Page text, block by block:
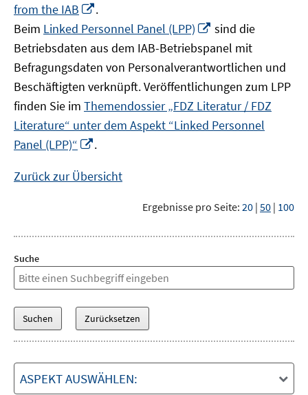
from the IAB
neuem
Fenster
öffnen
.
Beim Linked Personnel Panel (LPP)
In
neuem
Fenster
öffnen
sind die
Betriebsdaten aus dem IAB-Betriebspanel mit
Befragungsdaten von Personalverantwortlichen und
Beschäftigten verknüpft. Veröffentlichungen zum LPP
finden Sie im Themendossier „FDZ Literatur / FDZ
Literature“ unter dem Aspekt “Linked Personnel
Panel (LPP)“
Fenster
.
Zurück zur Übersicht
Ergebnisse pro Seite: 20 | 50 | 100
Suche
ASPEKT AUSWÄHLEN: